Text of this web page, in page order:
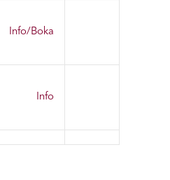
Info/Boka
Info